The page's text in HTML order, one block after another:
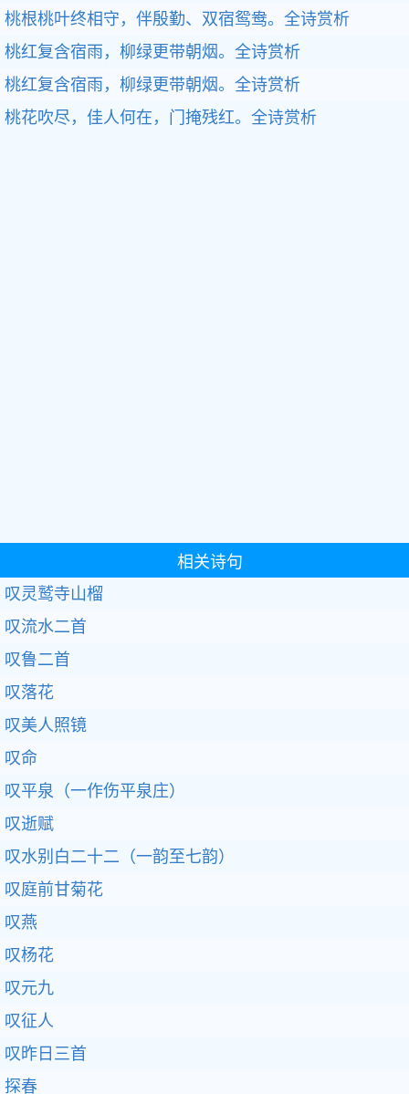
桃根桃叶终相守，伴殷勤、双宿鸳鸯。 全诗赏析
桃红复含宿雨，柳绿更带朝烟。 全诗赏析
桃红复含宿雨，柳绿更带朝烟。 全诗赏析
桃花吹尽，佳人何在，门掩残红。 全诗赏析
相关诗句
叹灵鹫寺山榴
叹流水二首
叹鲁二首
叹落花
叹美人照镜
叹命
叹平泉（一作伤平泉庄）
叹逝赋
叹水别白二十二（一韵至七韵）
叹庭前甘菊花
叹燕
叹杨花
叹元九
叹征人
叹昨日三首
探春